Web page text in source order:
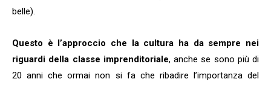
belle).
Questo è l’approccio che la cultura ha da sempre nei
riguardi della classe imprenditoriale, anche se sono più di
20 anni che ormai non si fa che ribadire l’importanza del